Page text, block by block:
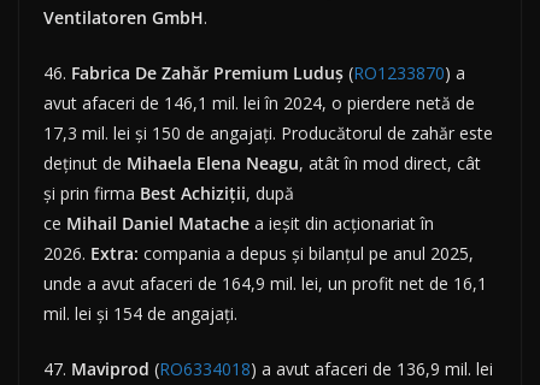
Ventilatoren GmbH.
46. Fabrica De Zahăr Premium Luduș (RO1233870) a
avut afaceri de 146,1 mil. lei în 2024, o pierdere netă de
17,3 mil. lei și 150 de angajați. Producătorul de zahăr este
deținut de Mihaela Elena Neagu, atât în mod direct, cât
și prin firma Best Achiziții, după
ce Mihail Daniel Matache a ieșit din acționariat în
2026. Extra: compania a depus și bilanțul pe anul 2025,
unde a avut afaceri de 164,9 mil. lei, un profit net de 16,1
mil. lei și 154 de angajați.
47. Maviprod (RO6334018) a avut afaceri de 136,9 mil. lei